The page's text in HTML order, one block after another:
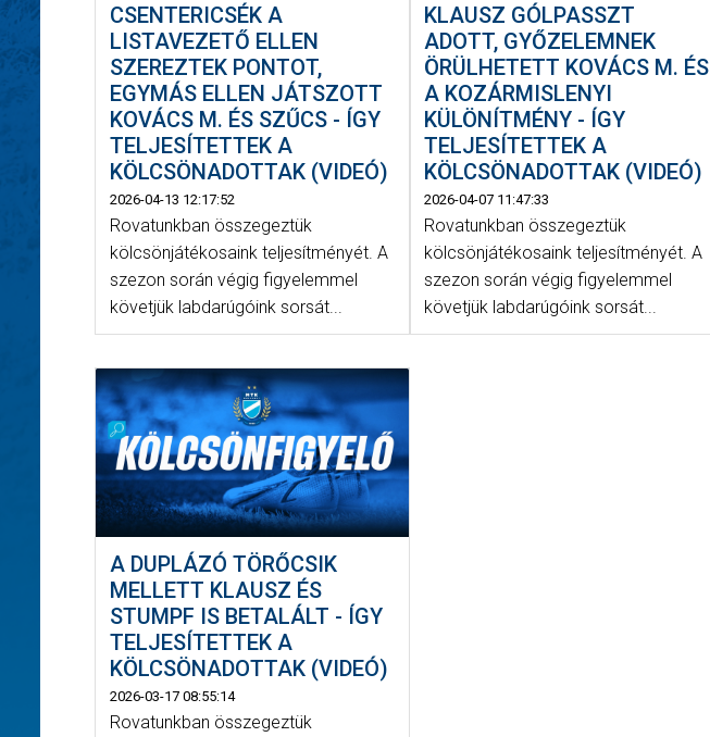
CSENTERICSÉK A
LISTAVEZETŐ ELLEN
SZEREZTEK PONTOT,
EGYMÁS ELLEN JÁTSZOTT
KOVÁCS M. ÉS SZŰCS - ÍGY
TELJESÍTETTEK A
KÖLCSÖNADOTTAK (VIDEÓ)
2026-04-13 12:17:52
Rovatunkban összegeztük
kölcsönjátékosaink teljesítményét. A
szezon során végig figyelemmel
követjük labdarúgóink sorsát...
KLAUSZ GÓLPASSZT
ADOTT, GYŐZELEMNEK
ÖRÜLHETETT KOVÁCS M. ÉS
A KOZÁRMISLENYI
KÜLÖNÍTMÉNY - ÍGY
TELJESÍTETTEK A
KÖLCSÖNADOTTAK (VIDEÓ)
2026-04-07 11:47:33
Rovatunkban összegeztük
kölcsönjátékosaink teljesítményét. A
szezon során végig figyelemmel
követjük labdarúgóink sorsát...
A DUPLÁZÓ TÖRŐCSIK
MELLETT KLAUSZ ÉS
STUMPF IS BETALÁLT - ÍGY
TELJESÍTETTEK A
KÖLCSÖNADOTTAK (VIDEÓ)
2026-03-17 08:55:14
Rovatunkban összegeztük